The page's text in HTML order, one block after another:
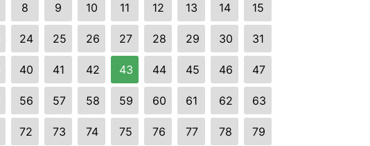
8 9 10 11 12 13 14 15
24 25 26 27 28 29 30 31
40 41 42 43 44 45 46 47
56 57 58 59 60 61 62 63
72 73 74 75 76 77 78 79